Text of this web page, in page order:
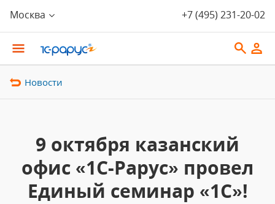
Москва +7 (495) 231-20-02
Новости
9 октября казанский
офис «1С-Рарус» провел
Единый семинар «1С»!